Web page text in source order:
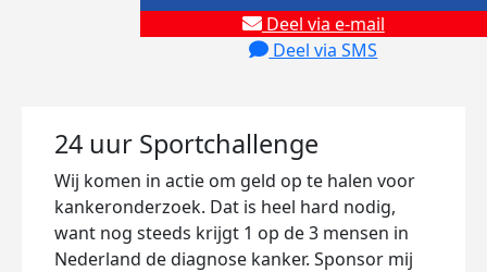
Deel via e-mail
Deel via SMS
24 uur Sportchallenge
Wij komen in actie om geld op te halen voor
kankeronderzoek. Dat is heel hard nodig,
want nog steeds krijgt 1 op de 3 mensen in
Nederland de diagnose kanker. Sponsor mij